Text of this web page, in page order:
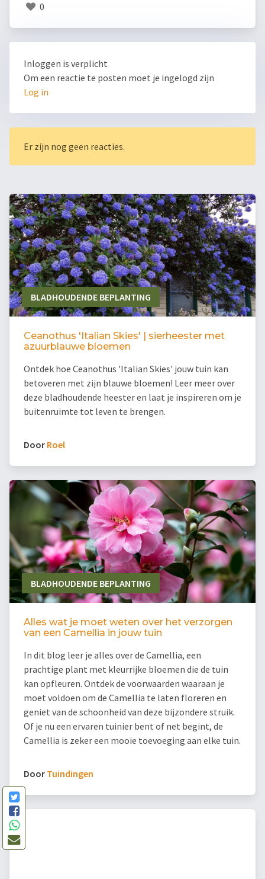
0
Inloggen is verplicht
Om een reactie te posten moet je ingelogd zijn
Log in
Er zijn nog geen reacties.
BLADHOUDENDE BEPLANTING
Ceanothus 'Italian Skies' | sierheester met
azuurblauwe bloemen
Ontdek hoe Ceanothus 'Italian Skies' jouw tuin kan
betoveren met zijn blauwe bloemen! Leer meer over
deze bladhoudende heester en laat je inspireren om je
buitenruimte tot leven te brengen.
Door Roel
BLADHOUDENDE BEPLANTING
Alles wat je moet weten over het verzorgen
van een Camellia in jouw tuin
In dit blog leer je alles over de Camellia, een
prachtige plant met kleurrijke bloemen die de tuin
kan opfleuren. Ontdek de voorwaarden waaraan je
moet voldoen om de Camellia te laten floreren en
geniet van de schoonheid van deze bijzondere struik.
Of je nu een ervaren tuinier bent of net begint, de
Camellia is zeker een mooie toevoeging aan elke tuin.
Door Tuindingen